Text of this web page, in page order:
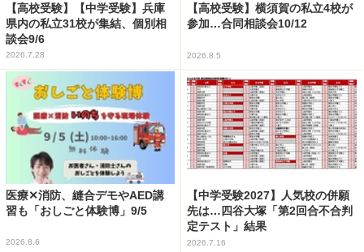
【高校受験】【中学受験】兵庫
県内の私立31校が集結、個別相
談会9/6
2026.7.28
【高校受験】横須賀の私立4校が
参加…合同相談会10/12
2026.8.5
医療✕消防、縫合デモやAED講
習も「おしごと体験博」9/5
2026.8.6
【中学受験2027】人気校の併願
先は…四谷大塚「第2回合不合判
定テスト」結果
2026.7.16